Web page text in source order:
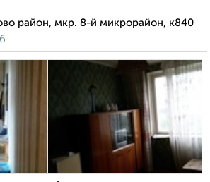
район, мкр. 8-й микрорайон, к840